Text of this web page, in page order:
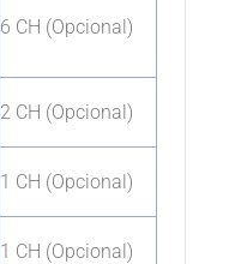
6 CH (Opcional)
2 CH (Opcional)
1 CH (Opcional)
1 CH (Opcional)